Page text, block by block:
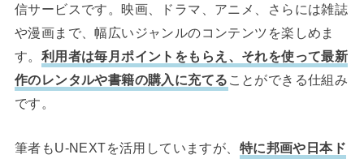
信サービスです。映画、ドラマ、アニメ、さらには雑誌
や漫画まで、幅広いジャンルのコンテンツを楽しめま
す。 利用者は毎月ポイントをもらえ、それを使って最新
作のレンタルや書籍の購入に充てる ことができる仕組み
です。
筆者もU-NEXTを活用していますが、 特に邦画や日本ド